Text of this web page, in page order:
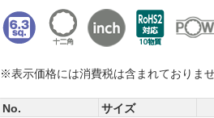
※表示価格には消費税は含まれておりませ
No. サイズ